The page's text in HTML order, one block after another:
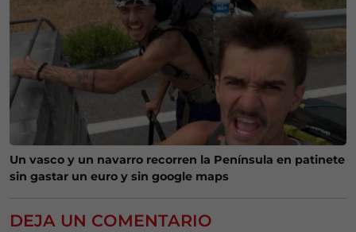
Un vasco y un navarro recorren la Península en patinete
sin gastar un euro y sin google maps
DEJA UN COMENTARIO